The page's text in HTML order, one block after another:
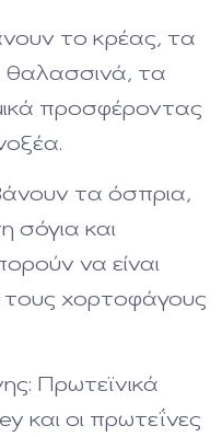
το κρέας, τα
θαλασσινά, τα
προσφέροντας
τα όσπρια,
σόγια και
να είναι
τους χορτοφάγους
Πρωτεϊνικά
και οι πρωτεΐνες